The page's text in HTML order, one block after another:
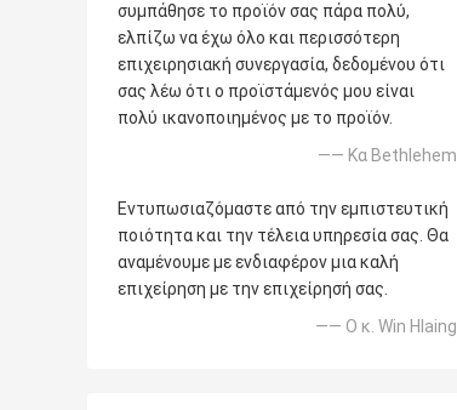
συμπάθησε το προϊόν σας πάρα πολύ,
ελπίζω να έχω όλο και περισσότερη
επιχειρησιακή συνεργασία, δεδομένου ότι
σας λέω ότι ο προϊστάμενός μου είναι
πολύ ικανοποιημένος με το προϊόν.
—— Κα Bethlehem
Εντυπωσιαζόμαστε από την εμπιστευτική
ποιότητα και την τέλεια υπηρεσία σας. Θα
αναμένουμε με ενδιαφέρον μια καλή
επιχείρηση με την επιχείρησή σας.
—— Ο κ. Win Hlaing